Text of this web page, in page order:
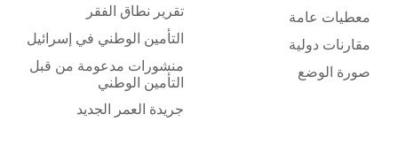
معطيات عامة
مقارنات دولية
صورة الوضع
تقرير نطاق الفقر
التأمين الوطني في إسرائيل
منشورات مدعومة من قبل
التأمين الوطني
جريدة العمر الجديد